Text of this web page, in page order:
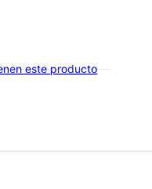
este producto